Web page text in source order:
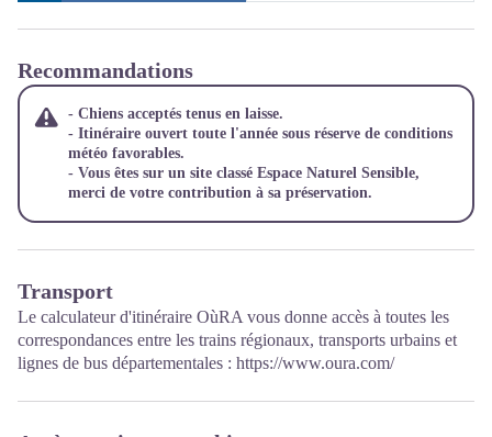
Recommandations
- Chiens acceptés tenus en laisse.
- Itinéraire ouvert toute l'année sous réserve de conditions
météo favorables.
- Vous êtes sur un site classé Espace Naturel Sensible,
merci de votre contribution à sa préservation.
Transport
Le calculateur d'itinéraire OùRA vous donne accès à toutes les
correspondances entre les trains régionaux, transports urbains et
lignes de bus départementales : https://www.oura.com/